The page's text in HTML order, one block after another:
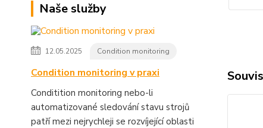
Naše služby
12.05.2025 Condition monitoring
Condition monitoring v praxi
Conditition monitoring nebo-li
automatizované sledování stavu strojů
patří mezi nejrychleji se rozvíjející oblasti